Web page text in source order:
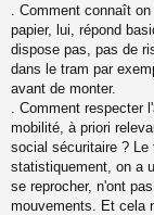
. Comment connaît
papier, lui, répond
dispose pas, pas de
dans le tram par
avant de monter.
. Comment respecter
mobilité, à priori
social sécuritaire ?
statistiquement, on a
se reprocher, n'ont
mouvements. Et cela